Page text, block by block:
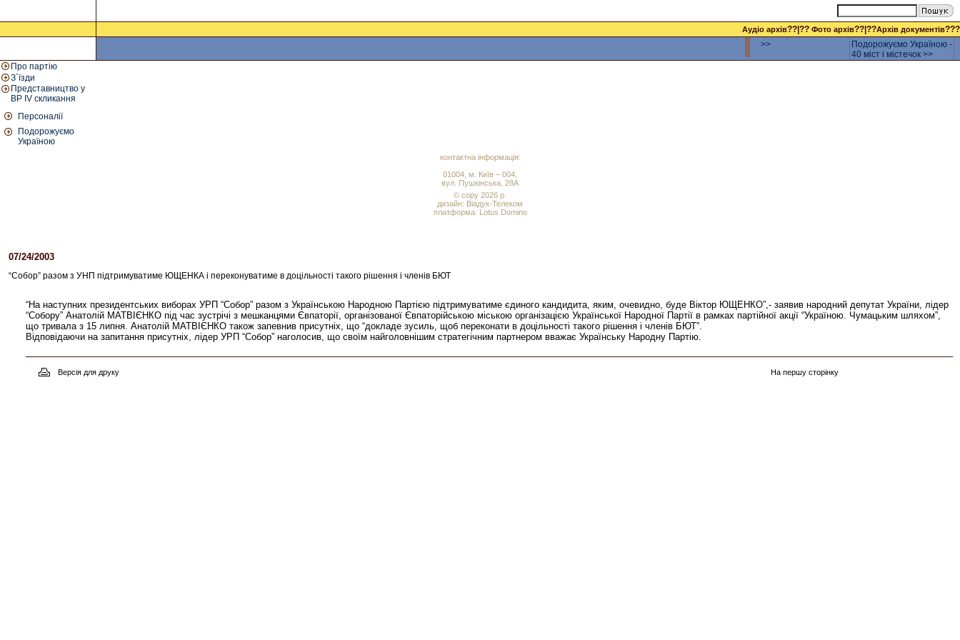
Аудіо архів??|?? Фото архів??|??Архів документів???
>>
Подорожуємо Україною -
40 міст і містечок >>
Про партію
З`їзди
Представництво у
ВР IV скликання
Персоналії
Подорожуємо
Україною
контактна інформація:
01004, м. Київ – 004,
вул. Пушкінська, 28А
© copy 2026 р.
дизайн: Віадук-Телеком
платформа: Lotus Domino
07/24/2003
“Собор” разом з УНП підтримуватиме ЮЩЕНКА і переконуватиме в доцільності такого рішення і членів БЮТ
“На наступних президентських виборах УРП “Собор” разом з Українською Народною Партією підтримуватиме єдиного кандидита, яким, очевидно, буде Віктор ЮЩЕНКО”,- заявив народний депутат України, лідер
“Собору” Анатолій МАТВІЄНКО під час зустрічі з мешканцями Євпаторії, організованої Євпаторійською міською організацією Української Народної Партії в рамках партійної акції “Україною. Чумацьким шляхом”,
що тривала з 15 липня. Анатолій МАТВІЄНКО також запевнив присутніх, що “докладе зусиль, щоб переконати в доцільності такого рішення і членів БЮТ”.
Відповідаючи на запитання присутніх, лідер УРП “Собор” наголосив, що своїм найголовнішим стратегічним партнером вважає Українську Народну Партію.
Версія для друку На першу сторінку